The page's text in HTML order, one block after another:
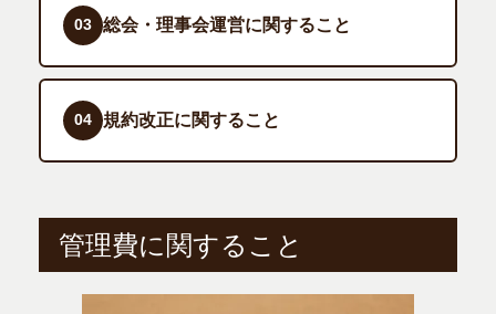
03 総会・理事会運営に関すること
04 規約改正に関すること
管理費に関すること